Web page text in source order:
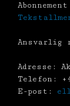
Ansvarlig
Adresse:
Telefon:
E-post: